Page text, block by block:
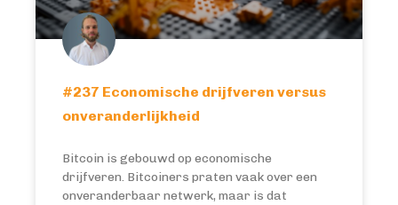
#237 Economische drijfveren versus
onveranderlijkheid
Bitcoin is gebouwd op economische
drijfveren. Bitcoiners praten vaak over een
onveranderbaar netwerk, maar is dat